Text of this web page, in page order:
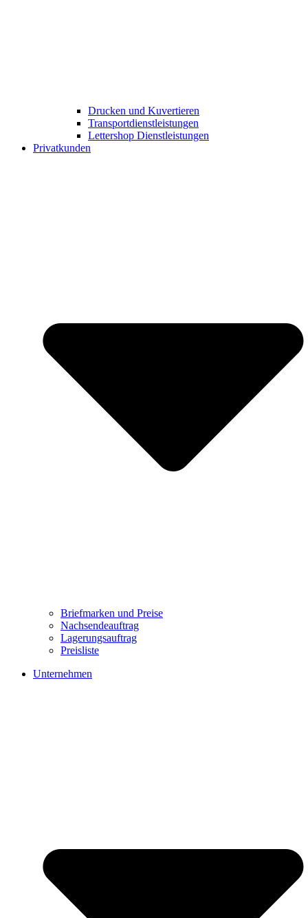
Drucken und Kuvertieren​
Transportdienstleistungen
Lettershop Dienstleistungen​
Privatkunden
Briefmarken und Preise
Nachsendeauftrag
Lagerungsauftrag
Preisliste
Unternehmen